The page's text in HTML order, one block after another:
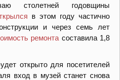
столетней годовщины
в этом году частично
и через семь лет
ремонта составила 1,8
открыто для посетителей
вход в музей станет снова